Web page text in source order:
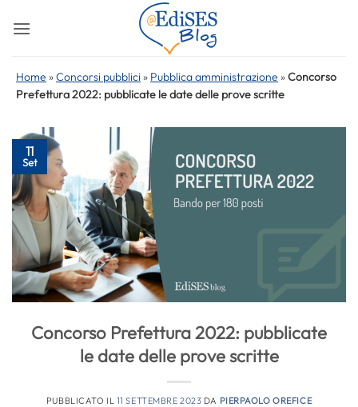
Home »Concorsi pubblici » Pubblica amministrazione »Concorso
Prefettura 2022: pubblicate le date delle prove scritte
11
Set
Concorso Prefettura 2022: pubblicate
le date delle prove scritte
PUBBLICATO IL 11 SETTEMBRE 2023 DA PIERPAOLO OREFICE